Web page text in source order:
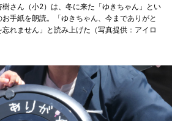
さん（小2）は、冬に来た「ゆきちゃん」とい
手紙を朗読。「ゆきちゃん、今までありがと
れません」と読み上げた（写真提供：アイロ